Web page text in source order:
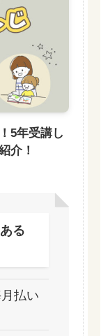
5年受講し
介！
る
払い